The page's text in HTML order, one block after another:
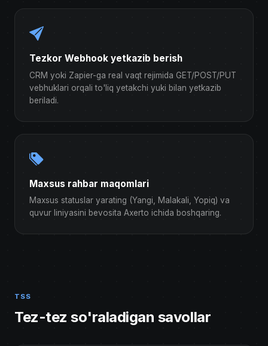
Tezkor Webhook yetkazib berish
CRM yoki Zapier-ga real vaqt rejimida GET/POST/PUT
vebhuklari orqali to'liq yetakchi yuki bilan yetkazib
beriladi.
Maxsus rahbar maqomlari
Maxsus statuslar yarating (Yangi, Malakali, Yopiq) va
quvur liniyasini bevosita Axerto ichida boshqaring.
TSS
Tez-tez so'raladigan savollar